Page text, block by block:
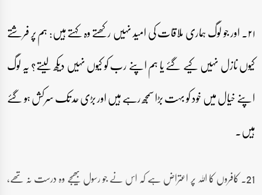
۲۱۔ اور جو لوگ ہماری ملاقات کی امید نہیں رکھتے وہ کہتے ہیں: ہم پر فرشتے
کیوں نازل نہیں کیے گئے یا ہم اپنے رب کو کیوں نہیں دیکھ لیتے؟ یہ لوگ
اپنے خیال میں خود کو بہت بڑا سمجھ رہے ہیں اور بڑی حد تک سرکش ہو گئے
ہیں۔
21۔ کافروں کا اللہ پر اعتراض ہے کہ اس نے جو رسول بھیجے وہ درست نہ تھے،